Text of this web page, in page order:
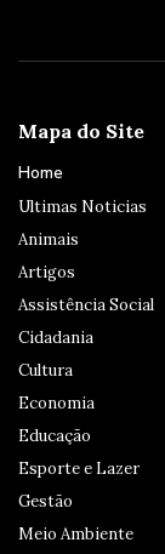
Mapa do Site
Home
Ultimas Noticias
Animais
Artigos
Assistência Social
Cidadania
Cultura
Economia
Educação
Esporte e Lazer
Gestão
Meio Ambiente